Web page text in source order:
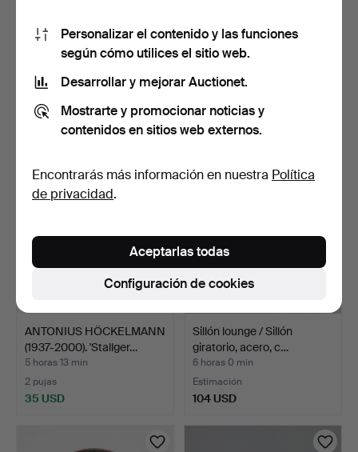
BERNARD SCHULTZE
(1915-2005). 'Versteckter…
Estimación
116 USD
TORBEN SKOV. Nordisk
Andels-Eksport, meced…
2 pujas
107 USD
ANTONIUS HÖCKELMANN
(1937-2000). 'Stallger…
5 horas 13 min
2 pujas
35 USD
Sillón lounge / Sillón
giratorio, acero, c…
6 horas 0 min
Estimación
104 USD
Personalizar el contenido y las funciones
según cómo utilices el sitio web.
Desarrollar y mejorar Auctionet.
Mostrarte y promocionar noticias y
contenidos en sitios web externos.
Encontrarás más información en nuestra Política
de privacidad.
Configuración de cookies
Aceptarlas todas